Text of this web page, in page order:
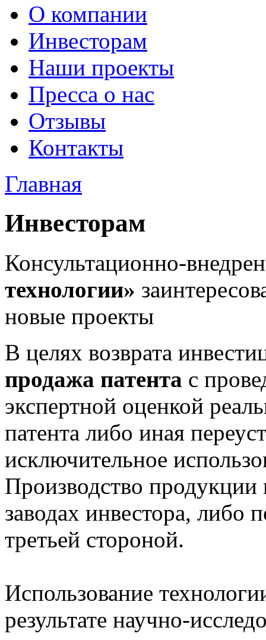
О компании
Инвесторам
Наши проекты
Пресса о нас
Отзывы
Контакты
Главная
Инвесторам
Консультационно-
технологии»
новые проекты
В целях возврата
продажа патента с
экспертной оценкой
патента либо иная
исключительное
Производство продукции
заводах инвестора,
третьей стороной.
Использование
результате научно-